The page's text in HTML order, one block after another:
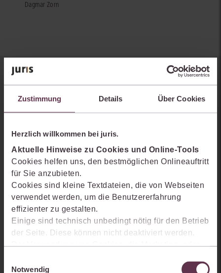
Zustimmung Details Über Cookies
Herzlich willkommen bei juris.
Aktuelle Hinweise zu Cookies und Online-Tools
Cookies helfen uns, den bestmöglichen Onlineauftritt
für Sie anzubieten.
Cookies sind kleine Textdateien, die von Webseiten
verwendet werden, um die Benutzererfahrung
effizienter zu gestalten.
Einige sind technisch unbedingt nötig für den Betrieb
der Seite. Diese können nicht deaktiviert werden.
Der Verwendung von Cookies, die Marketing- oder
Produkte zu optimieren, können Sie zustimmen,
Notwendig
Dagmar Zorn
Sie kennen juris noch nicht?
Erhalten Sie einen Einblick, wie juris das Rechts- und
Praxiswissensmanagement der Zukunft gestaltet, welche
Arbeitsprozesse einfacher und effizienter werden.